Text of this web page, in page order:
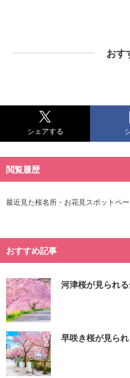
おす
シェアする
閲覧履歴
最近見た桜名所・お花見スポットペー
おすすめ記事
河津桜が見られ
早咲き桜が見ら